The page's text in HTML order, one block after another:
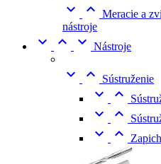
  Meracie a
nástroje
   Nástroje
  Sústruženie
 
 
 